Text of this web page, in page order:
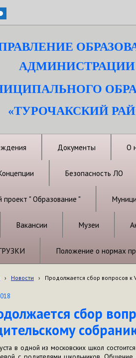
АДМИНИСТРАЦИИ
«ТУРОЧАКСКИЙ
Документы О
Безопасность ЛО
проект " Образование "
Вакансии Музеи
Положение о нормах
› Новости › Продолжается сбор вопросов
сбор
в одной из московских школ